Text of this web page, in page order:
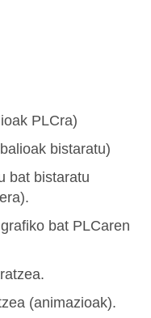
PLCra)
bistaratu)
bat bistaratu
bat PLCaren
(animazioak).